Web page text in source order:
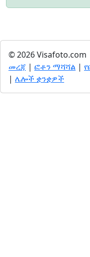
© 2026 Visafoto.com
መረጃ | ፎቶን ማሻሻል |
| ሌሎች ቋንቋዎች